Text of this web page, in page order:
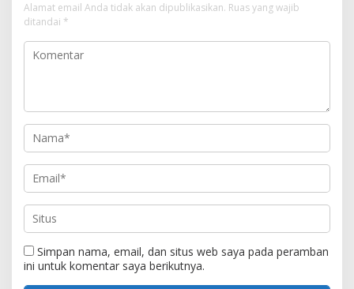
Alamat email Anda tidak akan dipublikasikan. Ruas yang wajib
ditandai *
Simpan nama, email, dan situs web saya pada peramban
ini untuk komentar saya berikutnya.